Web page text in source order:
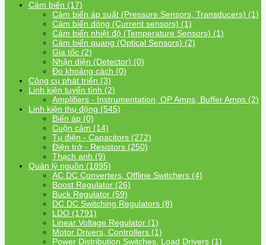
Cảm biến (17)
Cảm biến áp suất (Pressure Sensors, Transducers) (1)
Cảm biến dòng (Current sensors) (1)
Cảm biến nhiệt độ (Temperature Sensors) (1)
Cảm biến quang (Optical Sensors) (2)
Gia tốc (2)
Nhận diện (Detector) (0)
Đo khoảng cách (0)
Công cụ phát triển (3)
Linh kiện tuyến tính (2)
Amplifiers - Instrumentation, OP Amps, Buffer Amps (2)
Linh kiện thụ động (545)
Biến áp (0)
Cuộn cảm (14)
Tụ điện - Capacitors (272)
Điện trở - Resistors (250)
Thạch anh (9)
Quản lý nguồn (1895)
AC DC Converters, Offline Switchers (4)
Boost Regulator (26)
Buck Regulator (59)
DC DC Switching Regulators (8)
LDO (1791)
Linear Voltage Regulator (1)
Motor Drivers, Controllers (1)
Power Distribution Switches, Load Drivers (1)